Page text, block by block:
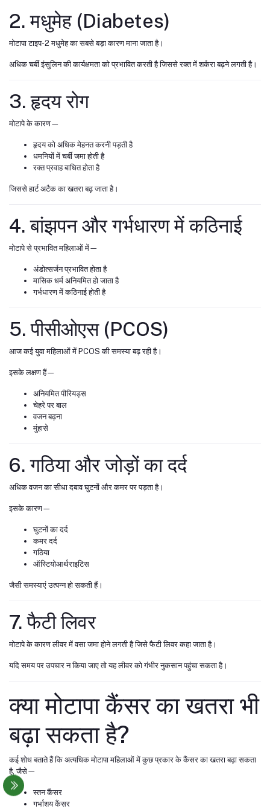
2. मधुमेह (Diabetes)
मोटापा टाइप-2 मधुमेह का सबसे बड़ा कारण माना जाता है।
अधिक चर्बी इंसुलिन की कार्यक्षमता को प्रभावित करती है जिससे रक्त में शर्करा बढ़ने लगती है।
3. हृदय रोग
मोटापे के कारण—
हृदय को अधिक मेहनत करनी पड़ती है
धमनियों में चर्बी जमा होती है
रक्त प्रवाह बाधित होता है
जिससे हार्ट अटैक का खतरा बढ़ जाता है।
4. बांझपन और गर्भधारण में कठिनाई
मोटापे से प्रभावित महिलाओं में—
अंडोत्सर्जन प्रभावित होता है
मासिक धर्म अनियमित हो जाता है
गर्भधारण में कठिनाई होती है
5. पीसीओएस (PCOS)
आज कई युवा महिलाओं में PCOS की समस्या बढ़ रही है।
इसके लक्षण हैं—
अनियमित पीरियड्स
चेहरे पर बाल
वजन बढ़ना
मुंहासे
6. गठिया और जोड़ों का दर्द
अधिक वजन का सीधा दबाव घुटनों और कमर पर पड़ता है।
इसके कारण—
घुटनों का दर्द
कमर दर्द
गठिया
ऑस्टियोआर्थराइटिस
जैसी समस्याएं उत्पन्न हो सकती हैं।
7. फैटी लिवर
मोटापे के कारण लीवर में वसा जमा होने लगती है जिसे फैटी लिवर कहा जाता है।
यदि समय पर उपचार न किया जाए तो यह लीवर को गंभीर नुकसान पहुंचा सकता है।
क्या मोटापा कैंसर का खतरा भी
बढ़ा सकता है?
कई शोध बताते हैं कि अत्यधिक मोटापा महिलाओं में कुछ प्रकार के कैंसर का खतरा बढ़ा सकता
है, जैसे—
स्तन कैंसर
गर्भाशय कैंसर